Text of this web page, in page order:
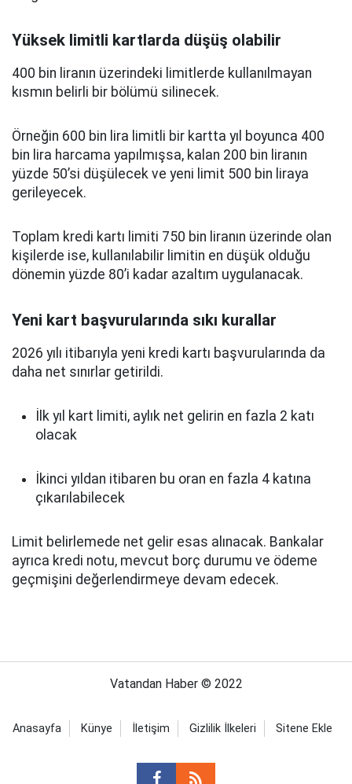
Yüksek limitli kartlarda düşüş olabilir
400 bin liranın üzerindeki limitlerde kullanılmayan
kısmın belirli bir bölümü silinecek.
Örneğin 600 bin lira limitli bir kartta yıl boyunca 400
bin lira harcama yapılmışsa, kalan 200 bin liranın
yüzde 50’si düşülecek ve yeni limit 500 bin liraya
gerileyecek.
Toplam kredi kartı limiti 750 bin liranın üzerinde olan
kişilerde ise, kullanılabilir limitin en düşük olduğu
dönemin yüzde 80’i kadar azaltım uygulanacak.
Yeni kart başvurularında sıkı kurallar
2026 yılı itibarıyla yeni kredi kartı başvurularında da
daha net sınırlar getirildi.
İlk yıl kart limiti, aylık net gelirin en fazla 2 katı
olacak
İkinci yıldan itibaren bu oran en fazla 4 katına
çıkarılabilecek
Limit belirlemede net gelir esas alınacak. Bankalar
ayrıca kredi notu, mevcut borç durumu ve ödeme
geçmişini değerlendirmeye devam edecek.
Vatandan Haber © 2022
Anasayfa Künye İletişim Gizlilik İlkeleri Sitene Ekle